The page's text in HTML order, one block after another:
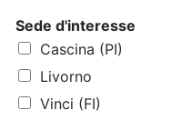
Sede d'interesse
Cascina (PI)
Livorno
Vinci (FI)